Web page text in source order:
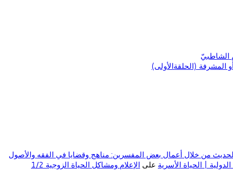
الشاطبيّ
المشرفة (الحلقةالأولى)
من خلال أعمال بعض المفسرين: مناهج وقضايا في الفقه والأصول
على الإعلام ومشاكل الحياة الزوجية 1/2